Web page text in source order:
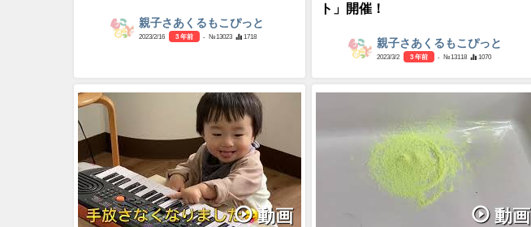
親子さあくるもこぴっと
2023/2/16 3 年前 - №13023 1718
ト」開催！
親子さあくるもこぴっと
2023/3/2 3 年前 - №13118 1070
動画 動画